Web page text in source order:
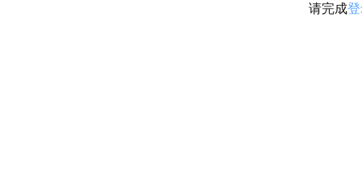
请完成